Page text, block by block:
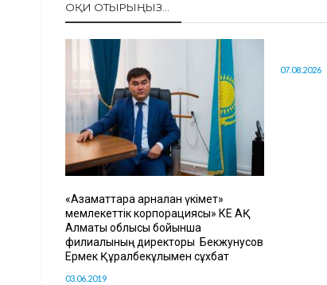
ОҚИ ОТЫРЫҢЫЗ...
«Азаматтарға арналған үкімет»
мемлекеттік корпорациясы» КЕ АҚ
Алматы облысы бойынша
филиалының директоры Бекжунусов
Ермек Құралбекұлымен сұхбат
03.06.2019
07.08.2026